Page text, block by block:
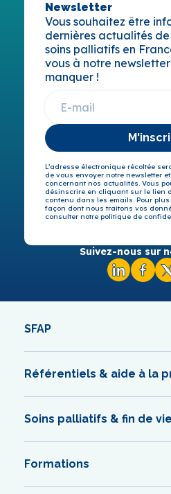
Newsletter
Vous souhaitez être
dernières actualités de
soins palliatifs en
vous à notre
manquer !
L’adresse électronique récoltée
de vous envoyer notre newsletter
concernant nos actualités. Vous
désinscrire en cliquant sur le lien
contenu dans les emails. Pour
façon dont nous traitons vos
consulter notre politique de
Suivez-nous sur
SFAP
Référentiels & aide à la
Soins palliatifs & fin de vie
Formations